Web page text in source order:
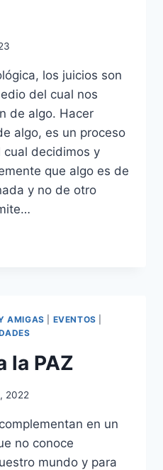
los juicios son
del cual nos
de algo. Hacer
algo, es un proceso
decidimos y
que algo es de
y no de otro
AMIGAS EVENTOS
la PAZ
2022
en un
no conoce
mundo y para